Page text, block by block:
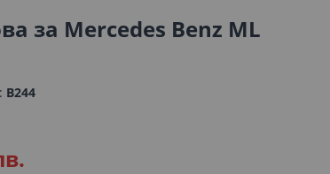
за Mercedes Benz ML
B244